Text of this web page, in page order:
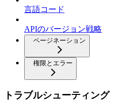
言語コード
APIのバージョン戦略
ページネーション
権限とエラー
トラブルシューティング